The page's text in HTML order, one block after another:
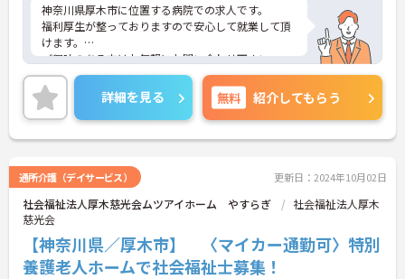
神奈川県厚木市に位置する病院での求人です。
福利厚生が整っておりますので安心して就業して頂
けます。
ご興味のある方はお気軽にお問い合わせ下さい。
詳細を見る 無料 紹介してもらう
通所介護（デイサービス） 更新日：2024年10月02日
社会福祉法人厚木慈光会ムツアイホーム やすらぎ
社会福祉法人厚木
慈光会
【神奈川県／厚木市】 〈マイカー通勤可〉特別
養護老人ホームで社会福祉士募集！